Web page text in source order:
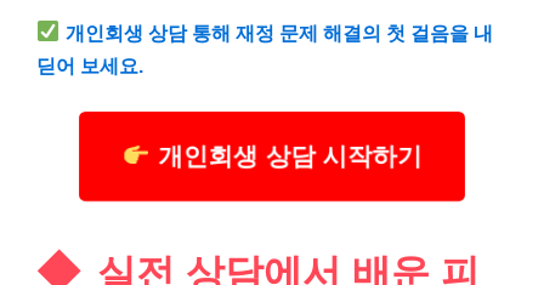
개인회생 상담 통해 재정 문제 해결의 첫 걸음을 내
딛어 보세요.
개인회생 상담 시작하기
실전 상담에서 배운 피